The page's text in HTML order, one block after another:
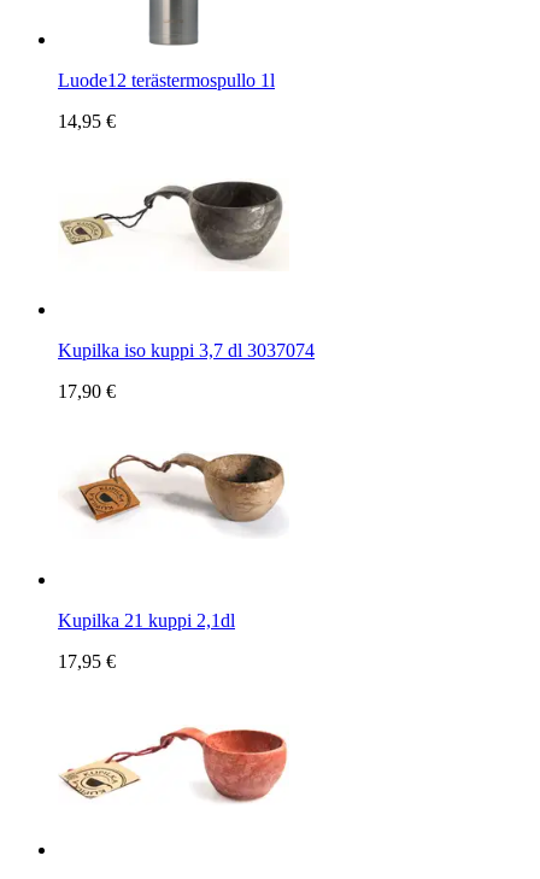
Luode12 terästermospullo 1l
14,95 €
Kupilka iso kuppi 3,7 dl 3037074
17,90 €
Kupilka 21 kuppi 2,1dl
17,95 €